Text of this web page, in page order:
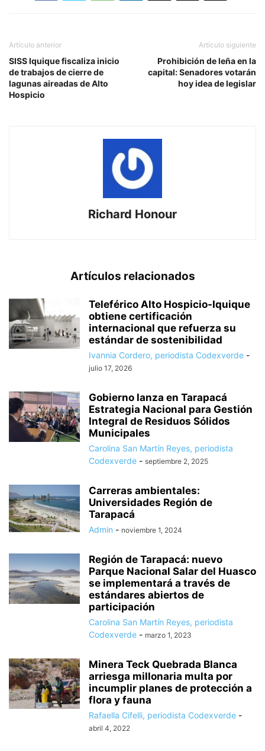
Artículo anterior
SISS Iquique fiscaliza inicio
de trabajos de cierre de
lagunas aireadas de Alto
Hospicio
Artículo siguiente
Prohibición de leña en la
capital: Senadores votarán
hoy idea de legislar
Richard Honour
Artículos relacionados
Teleférico Alto Hospicio-Iquique
obtiene certificación
internacional que refuerza su
estándar de sostenibilidad
Ivannia Cordero, periodista Codexverde -
julio 17, 2026
Gobierno lanza en Tarapacá
Estrategia Nacional para Gestión
Integral de Residuos Sólidos
Municipales
Carolina San Martín Reyes, periodista
Codexverde - septiembre 2, 2025
Carreras ambientales:
Universidades Región de
Tarapacá
Admin - noviembre 1, 2024
Región de Tarapacá: nuevo
Parque Nacional Salar del Huasco
se implementará a través de
estándares abiertos de
participación
Carolina San Martín Reyes, periodista
Codexverde - marzo 1, 2023
Minera Teck Quebrada Blanca
arriesga millonaria multa por
incumplir planes de protección a
flora y fauna
Rafaella Cifelli, periodista Codexverde -
abril 4, 2022